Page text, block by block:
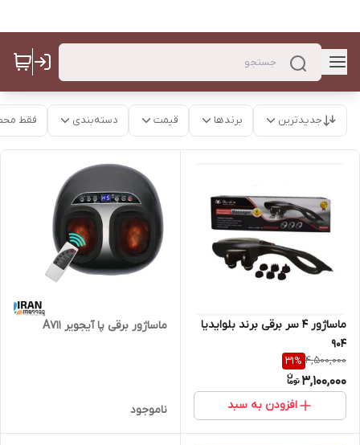
جدیدترین برندها قیمت دسته‌بندی فقط
ماساژور 4 سر برقی برند بلوایدیا
904
4,500,000
31%
3,100,000
افزودن به سبد
ماساژور برقی پا آیجویر A711
ناموجود